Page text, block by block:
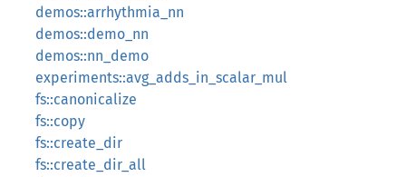
demos::arrhythmia_nn
demos::demo_nn
demos::nn_demo
experiments::avg_adds_in_scalar_mul
fs::canonicalize
fs::copy
fs::create_dir
fs::create_dir_all